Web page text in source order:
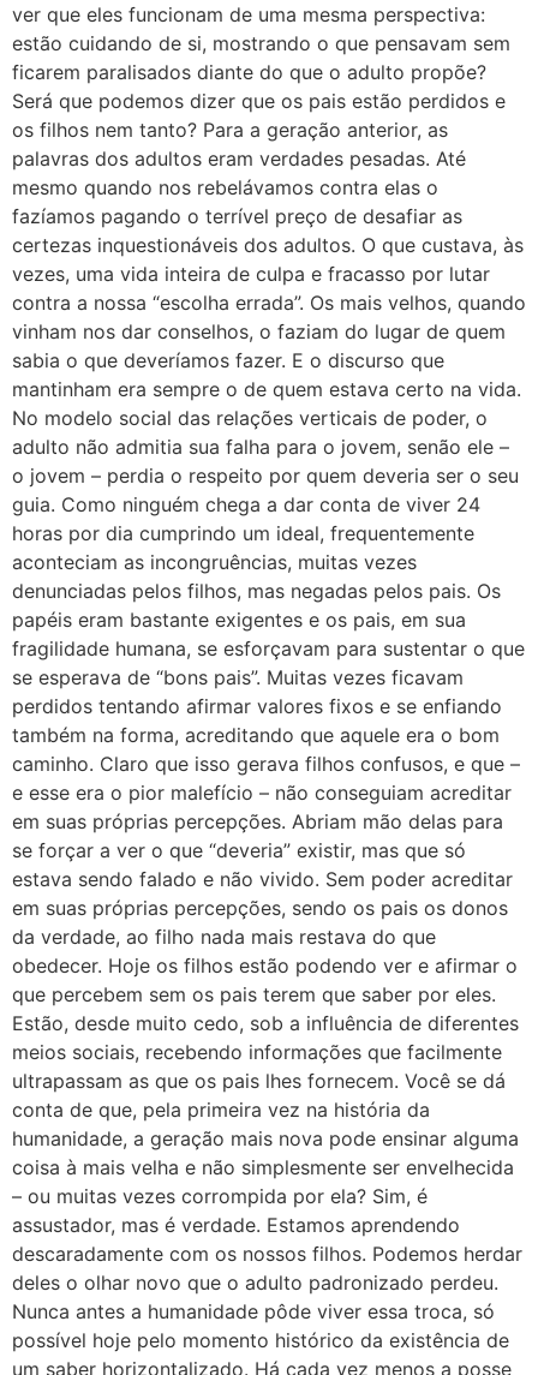
ver que eles funcionam de uma mesma perspectiva:
estão cuidando de si, mostrando o que pensavam sem
ficarem paralisados diante do que o adulto propõe?
Será que podemos dizer que os pais estão perdidos e
os filhos nem tanto? Para a geração anterior, as
palavras dos adultos eram verdades pesadas. Até
mesmo quando nos rebelávamos contra elas o
fazíamos pagando o terrível preço de desafiar as
certezas inquestionáveis dos adultos. O que custava, às
vezes, uma vida inteira de culpa e fracasso por lutar
contra a nossa “escolha errada”. Os mais velhos, quando
vinham nos dar conselhos, o faziam do lugar de quem
sabia o que deveríamos fazer. E o discurso que
mantinham era sempre o de quem estava certo na vida.
No modelo social das relações verticais de poder, o
adulto não admitia sua falha para o jovem, senão ele –
o jovem – perdia o respeito por quem deveria ser o seu
guia. Como ninguém chega a dar conta de viver 24
horas por dia cumprindo um ideal, frequentemente
aconteciam as incongruências, muitas vezes
denunciadas pelos filhos, mas negadas pelos pais. Os
papéis eram bastante exigentes e os pais, em sua
fragilidade humana, se esforçavam para sustentar o que
se esperava de “bons pais”. Muitas vezes ficavam
perdidos tentando afirmar valores fixos e se enfiando
também na forma, acreditando que aquele era o bom
caminho. Claro que isso gerava filhos confusos, e que –
e esse era o pior malefício – não conseguiam acreditar
em suas próprias percepções. Abriam mão delas para
se forçar a ver o que “deveria” existir, mas que só
estava sendo falado e não vivido. Sem poder acreditar
em suas próprias percepções, sendo os pais os donos
da verdade, ao filho nada mais restava do que
obedecer. Hoje os filhos estão podendo ver e afirmar o
que percebem sem os pais terem que saber por eles.
Estão, desde muito cedo, sob a influência de diferentes
meios sociais, recebendo informações que facilmente
ultrapassam as que os pais lhes fornecem. Você se dá
conta de que, pela primeira vez na história da
humanidade, a geração mais nova pode ensinar alguma
coisa à mais velha e não simplesmente ser envelhecida
– ou muitas vezes corrompida por ela? Sim, é
assustador, mas é verdade. Estamos aprendendo
descaradamente com os nossos filhos. Podemos herdar
deles o olhar novo que o adulto padronizado perdeu.
Nunca antes a humanidade pôde viver essa troca, só
possível hoje pelo momento histórico da existência de
um saber horizontalizado. Há cada vez menos a posse